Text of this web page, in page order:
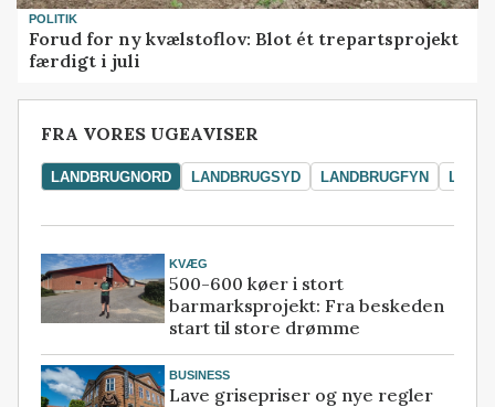
POLITIK
Forud for ny kvælstoflov: Blot ét trepartsprojekt
færdigt i juli
FRA VORES UGEAVISER
LANDBRUGNORD LANDBRUGSYD LANDBRUGFYN
KVÆG
500-600 køer i stort
barmarksprojekt: Fra beskeden
start til store drømme
BUSINESS
Lave grisepriser og nye regler